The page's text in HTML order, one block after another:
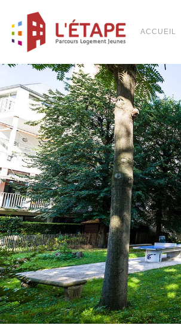
ACCUEIL